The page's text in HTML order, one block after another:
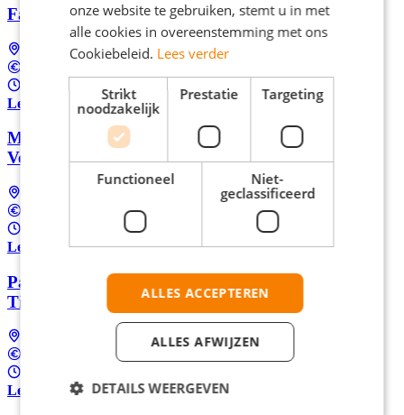
Facilitair Servicemedewerker in Nederland
Landelijk (dus ook bij jou in de buurt)
37 uur per week
Lees meer
Magazijnmedewerker in Tilburg bij Coolblue |
Verdien 150% na 22.00 uur
32 - 40 uur per week
Lees meer
Parttime Magazijnmedewerker bij Coolblue in
Tilburg
Lees meer
onze website te gebruiken, stemt u in met
alle cookies in overeenstemming met ons
Cookiebeleid. Lees verder
Strikt
noodzakelijk
Prestatie Targeting
Functioneel
Niet-
geclassificeerd
ALLES ACCEPTEREN
ALLES AFWIJZEN
DETAILS WEERGEVEN